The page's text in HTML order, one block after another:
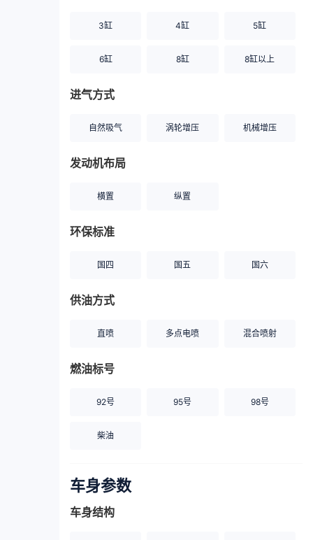
3缸 4缸 5缸
6缸 8缸 8缸以上
进气方式
自然吸气 涡轮增压 机械增压
发动机布局
横置 纵置
环保标准
国四 国五 国六
供油方式
直喷 多点电喷 混合喷射
燃油标号
92号 95号 98号
柴油
车身参数
车身结构